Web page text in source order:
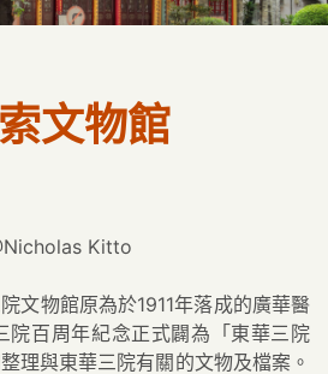
文物館
Kitto
文物館原為於1911年落成的廣華醫
院百周年紀念正式闢為「東華三院
理與東華三院有關的文物及檔案。